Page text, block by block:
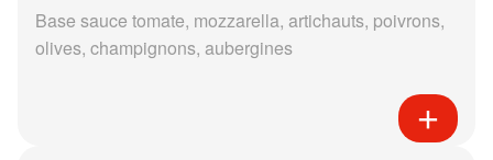
Base sauce tomate, mozzarella, artichauts, poivrons,
olives, champignons, aubergines